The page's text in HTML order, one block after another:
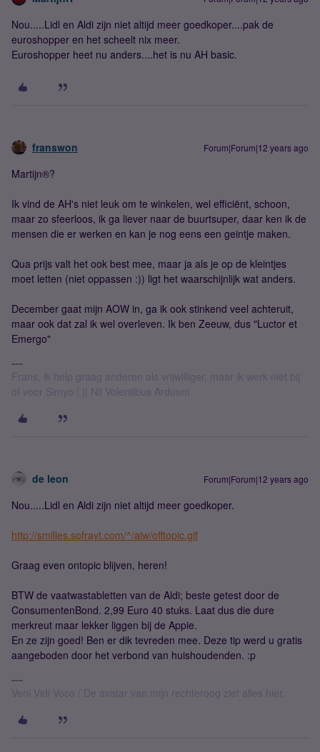
Nou.....Lidl en Aldi zijn niet altijd meer goedkoper....pak de
euroshopper en het scheelt nix meer.
Euroshopper heet nu anders....het is nu AH basic.
franswon Forum|Forum|12 years ago
Martijn®?
Ik vind de AH's niet leuk om te winkelen, wel efficiënt, schoon,
maar zo sfeerloos, ik ga liever naar de buurtsuper, daar ken ik de
mensen die er werken en kan je nog eens een geintje maken.
Qua prijs valt het ook best mee, maar ja als je op de kleintjes
moet letten (niet oppassen :)) ligt het waarschijnlijk wat anders.
December gaat mijn AOW in, ga ik ook stinkend veel achteruit,
maar ook dat zal ik wel overleven. Ik ben Zeeuw, dus "Luctor et
Emergo"
Frans, ik help graag anderen als vrijwilliger, maar ik werk niet bij
of voor Simyo ! || Nil Volentibus Arduum
de leon Forum|Forum|12 years ago
Nou.....Lidl en Aldi zijn niet altijd meer goedkoper.
http://smilies.sofrayt.com/^/aiw/offtopic.gif
Graag even ontopic blijven, heren!
BTW de vaatwastabletten van de Aldi; beste getest door de
ConsumentenBond. 2,99 Euro 40 stuks. Laat dus die dure
merkreut maar lekker liggen bij de Appie.
En ze zijn goed! Ben er dik tevreden mee. Deze tip werd u gratis
aangeboden door het verbond van huishoudenden. :p
Veni Vidi Voco / De avatar van mijn rechteroog ziet alles hier.